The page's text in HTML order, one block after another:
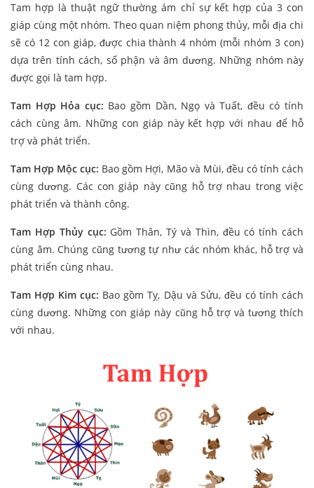
Tam hợp là thuật ngữ thường ám chỉ sự kết hợp của 3 con
giáp cùng một nhóm. Theo quan niệm phong thủy, mỗi địa chi
sẽ có 12 con giáp, được chia thành 4 nhóm (mỗi nhóm 3 con)
dựa trên tính cách, số phận và âm dương. Những nhóm này
được gọi là tam hợp.
Tam Hợp Hỏa cục: Bao gồm Dần, Ngọ và Tuất, đều có tính
cách cùng âm. Những con giáp này kết hợp với nhau để hỗ
trợ và phát triển.
Tam Hợp Mộc cục: Bao gồm Hợi, Mão và Mùi, đều có tính cách
cùng dương. Các con giáp này cũng hỗ trợ nhau trong việc
phát triển và thành công.
Tam Hợp Thủy cục: Gồm Thân, Tý và Thìn, đều có tính cách
cùng âm. Chúng cũng tương tự như các nhóm khác, hỗ trợ và
phát triển cùng nhau.
Tam Hợp Kim cục: Bao gồm Tỵ, Dậu và Sửu, đều có tính cách
cùng dương. Những con giáp này cũng hỗ trợ và tương thích
với nhau.